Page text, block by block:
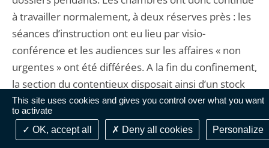
This site uses cookies and gives you control over what you want
to activate
OK, accept all
Deny all cookies Personalize
à travailler normalement, à deux réserves près : les
séances d’instruction ont eu lieu par visio-
conférence et les audiences sur les affaires « non
urgentes » ont été différées. A la fin du confinement,
la section du contentieux disposait ainsi d’un stock
considérable d’affaires en état d’être jugées. Dès le
13 mai, les audiences ont repris à un rythme
soutenu afin de sortir au plus vite ce surplus de